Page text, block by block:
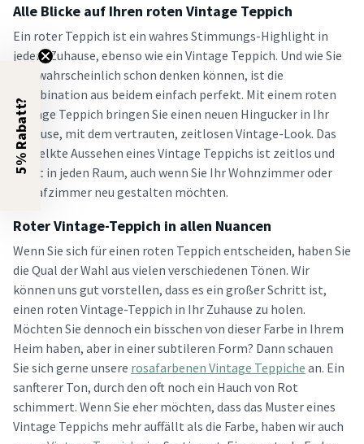
Alle Blicke auf Ihren roten Vintage Teppich
Ein roter Teppich ist ein wahres Stimmungs-Highlight in
jedem Zuhause, ebenso wie ein Vintage Teppich. Und wie Sie
sich wahrscheinlich schon denken können, ist die
Kombination aus beidem einfach perfekt. Mit einem roten
Vintage Teppich bringen Sie einen neuen Hingucker in Ihr
Zuhause, mit dem vertrauten, zeitlosen Vintage-Look. Das
verwelkte Aussehen eines Vintage Teppichs ist zeitlos und
passt in jeden Raum, auch wenn Sie Ihr Wohnzimmer oder
Schlafzimmer neu gestalten möchten.
Roter Vintage-Teppich in allen Nuancen
Wenn Sie sich für einen roten Teppich entscheiden, haben Sie
die Qual der Wahl aus vielen verschiedenen Tönen. Wir
können uns gut vorstellen, dass es ein großer Schritt ist,
einen roten Vintage-Teppich in Ihr Zuhause zu holen.
Möchten Sie dennoch ein bisschen von dieser Farbe in Ihrem
Heim haben, aber in einer subtileren Form? Dann schauen
Sie sich gerne unsere rosafarbenen Vintage Teppiche an. Ein
sanfterer Ton, durch den oft noch ein Hauch von Rot
schimmert. Wenn Sie eher möchten, dass das Muster eines
Vintage Teppichs mehr auffällt als die Farbe, haben wir auch
5% Rabatt?